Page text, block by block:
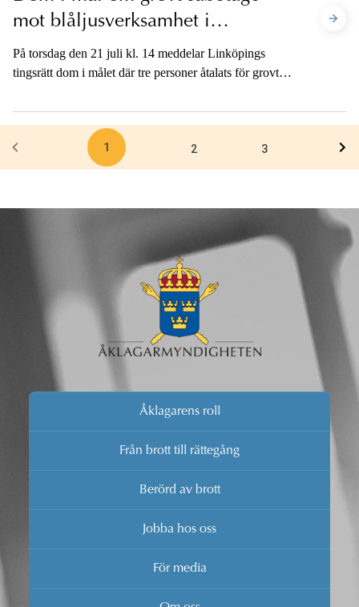
mot blåljusverksamhet i
Linköping
På torsdag den 21 juli kl. 14 meddelar Linköpings
tingsrätt dom i målet där tre personer åtalats för grovt
påskhelgen, den 17 april i år. Åklagaren är tillgänglig
när dom meddelats.
1 2 3
Åklagarens roll
Från brott till rättegång
Berörd av brott
Jobba hos oss
För media